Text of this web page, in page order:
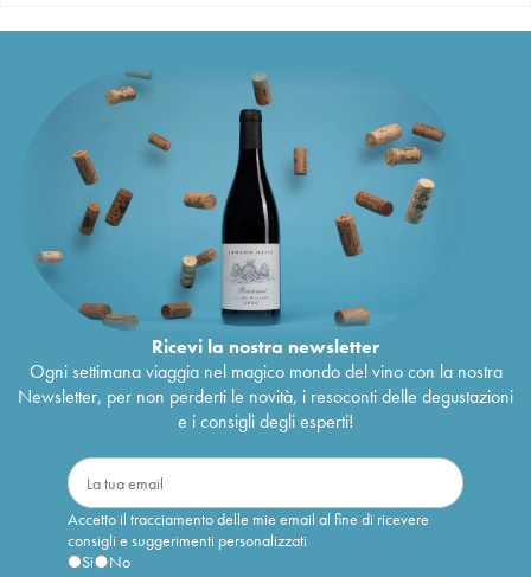
Ricevi la nostra newsletter
Ogni settimana viaggia nel magico mondo del vino con la nostra
Newsletter, per non perderti le novità, i resoconti delle degustazioni
e i consigli degli esperti!
Accetto il tracciamento delle mie email al fine di ricevere
consigli e suggerimenti personalizzati
Sì
No